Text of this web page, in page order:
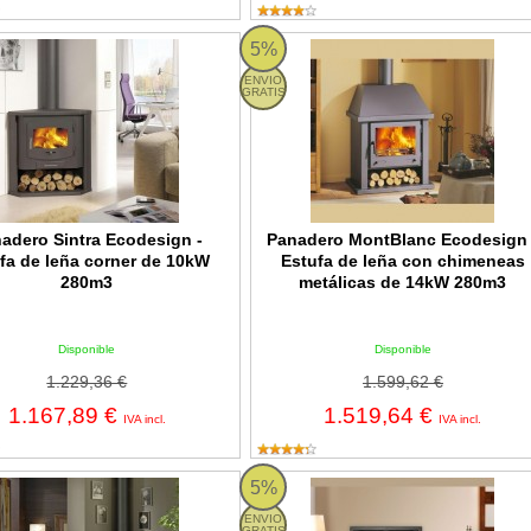
Sintra Ecodesign -
de leña corner de 10kW
280m3
Disponible
1.229,36 €
1.167,89 € IVA incl.
Sintra Ecodesign - Estufa de leña corner de 10kW 280m3
5%
ENVIO
GRATIS
Panadero MontBlanc Ecodesign
Estufa de leña con chimeneas
metálicas de 14kW 280m3
Disponible
1.599,62 €
1.519,64 € IVA incl.
Panadero MontBlanc Ecodesign -
Coimbra Ecodesign - Estufa de leña corner de 7kW 210m3
5%
ENVIO
Panadero C-720-S Ecodesign -